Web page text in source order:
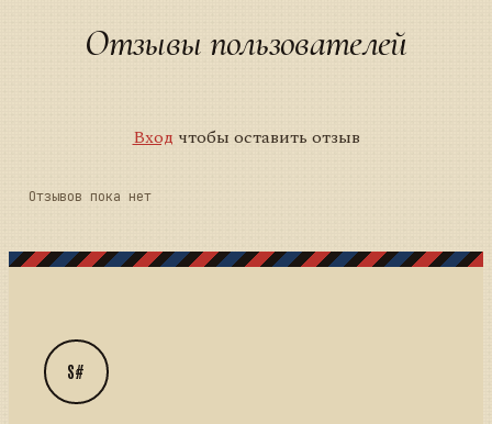
Отзывы пользователей
Вход чтобы оставить отзыв
Отзывов пока нет
S#